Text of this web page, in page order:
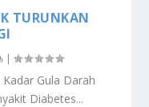
TURUNKAN
|
Gula Darah
Diabetes...